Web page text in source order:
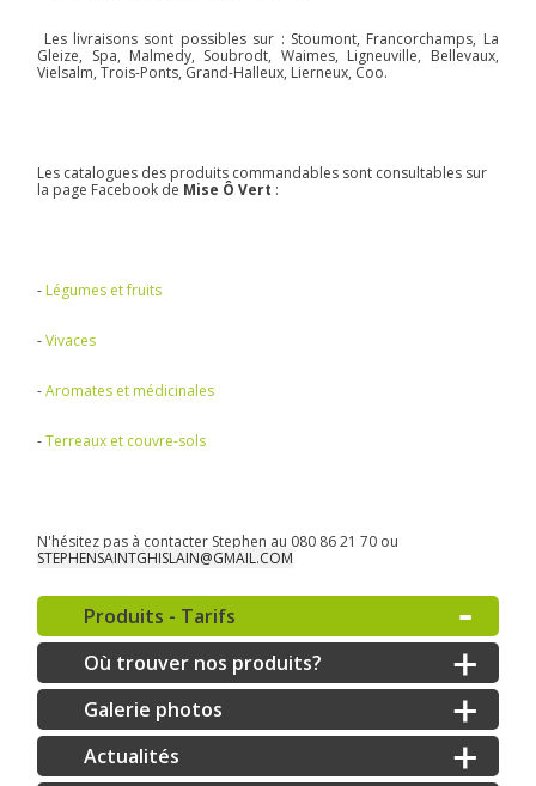
Les livraisons sont possibles sur : Stoumont, Francorchamps, La
Gleize, Spa, Malmedy, Soubrodt, Waimes, Ligneuville, Bellevaux,
Vielsalm, Trois-Ponts, Grand-Halleux, Lierneux, Coo.
Les catalogues des produits commandables sont consultables sur
la page Facebook de Mise Ô Vert :
- Légumes et fruits
-Vivaces
-Aromates et médicinales
-Terreaux et couvre-sols
N'hésitez pas à contacter Stephen au 080 86 21 70 ou
STEPHENSAINTGHISLAIN@GMAIL.COM
Produits - Tarifs
Où trouver nos produits?
Galerie photos
Actualités